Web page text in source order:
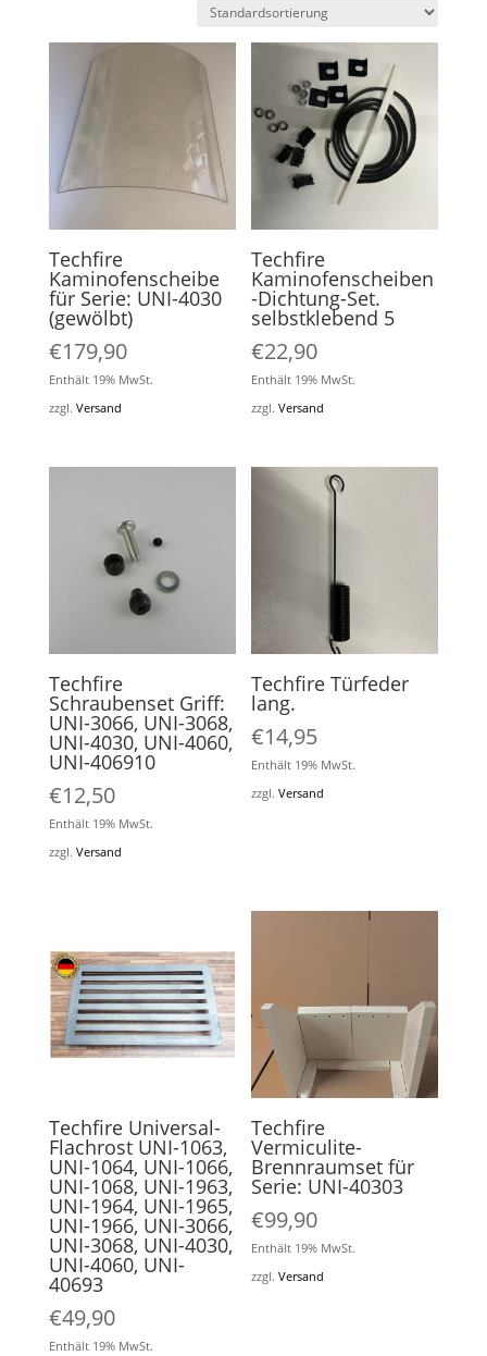
Techfire
Kaminofenscheibe
für Serie: UNI-4030
(gewölbt)
€179,90
Enthält 19% MwSt.
zzgl. Versand
Techfire
Kaminofenscheiben
-Dichtung-Set.
selbstklebend 5
€22,90
Enthält 19% MwSt.
zzgl.Versand
Techfire
Schraubenset Griff:
UNI-3066, UNI-3068,
UNI-4030, UNI-4060,
UNI-406910
€12,50
Enthält 19% MwSt.
zzgl. Versand
Techfire Türfeder
lang.
€14,95
Enthält 19% MwSt.
zzgl.Versand
Techfire Universal-
Flachrost UNI-1063,
UNI-1064, UNI-1066,
UNI-1068, UNI-1963,
UNI-1964, UNI-1965,
UNI-1966, UNI-3066,
UNI-3068, UNI-4030,
UNI-4060, UNI-
40693
€49,90
Enthält 19% MwSt.
Techfire
Vermiculite-
Brennraumset für
Serie: UNI-40303
€99,90
Enthält 19% MwSt.
zzgl.Versand